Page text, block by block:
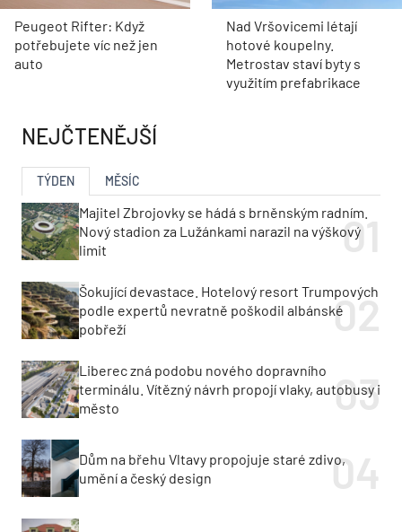
Peugeot Rifter: Když
potřebujete víc než jen
auto
Nad Vršovicemi létají
hotové koupelny.
Metrostav staví byty s
využitím prefabrikace
NEJČTENĚJŠÍ
TÝDEN MĚSÍC
Majitel Zbrojovky se hádá s brněnským radním.
Nový stadion za Lužánkami narazil na výškový
limit
Šokující devastace. Hotelový resort Trumpových
podle expertů nevratně poškodil albánské
pobřeží
Liberec zná podobu nového dopravního
terminálu. Vítězný návrh propojí vlaky, autobusy i
město
Dům na břehu Vltavy propojuje staré zdivo,
umění a český design